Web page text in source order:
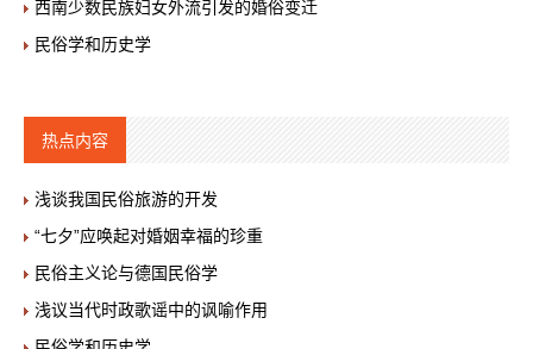
西南少数民族妇女外流引发的婚俗变迁
民俗学和历史学
热点内容
浅谈我国民俗旅游的开发
“七夕”应唤起对婚姻幸福的珍重
民俗主义论与德国民俗学
浅议当代时政歌谣中的讽喻作用